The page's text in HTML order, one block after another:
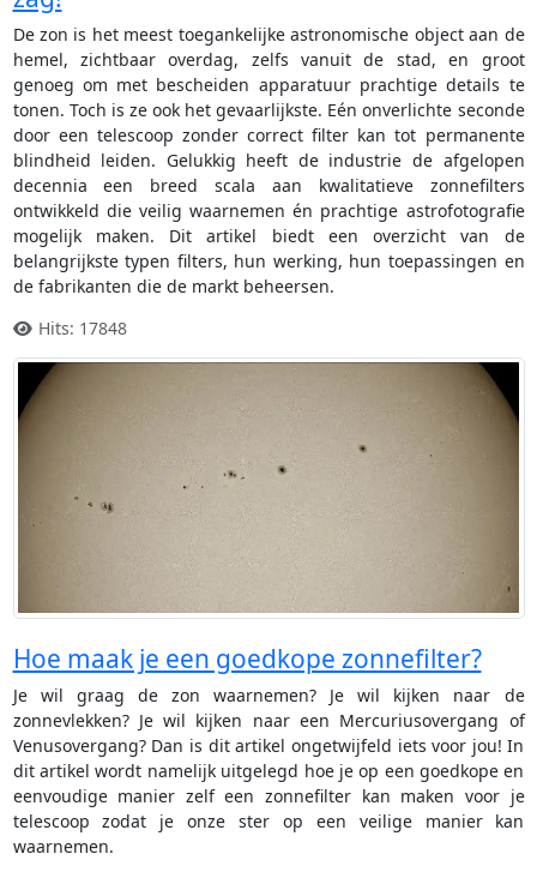
De zon is het meest toegankelijke astronomische object aan de
hemel, zichtbaar overdag, zelfs vanuit de stad, en groot
genoeg om met bescheiden apparatuur prachtige details te
tonen. Toch is ze ook het gevaarlijkste. Eén onverlichte seconde
door een telescoop zonder correct filter kan tot permanente
blindheid leiden. Gelukkig heeft de industrie de afgelopen
decennia een breed scala aan kwalitatieve zonnefilters
ontwikkeld die veilig waarnemen én prachtige astrofotografie
mogelijk maken. Dit artikel biedt een overzicht van de
belangrijkste typen filters, hun werking, hun toepassingen en
de fabrikanten die de markt beheersen.
Hits: 17848
Hoe maak je een goedkope zonnefilter?
Je wil graag de zon waarnemen? Je wil kijken naar de
zonnevlekken? Je wil kijken naar een Mercuriusovergang of
Venusovergang? Dan is dit artikel ongetwijfeld iets voor jou! In
dit artikel wordt namelijk uitgelegd hoe je op een goedkope en
eenvoudige manier zelf een zonnefilter kan maken voor je
telescoop zodat je onze ster op een veilige manier kan
waarnemen.